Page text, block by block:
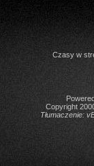
Czasy w
Copyright
Tłumaczenie: